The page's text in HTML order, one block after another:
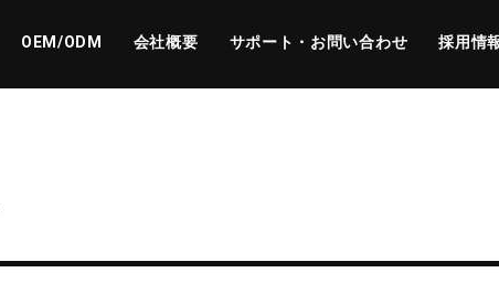
OEM/ODM 会社概要 サポート・お問い合わせ 採用情